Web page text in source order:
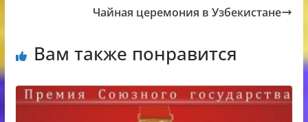
Чайная церемония в Узбекистане
Вам также понравится